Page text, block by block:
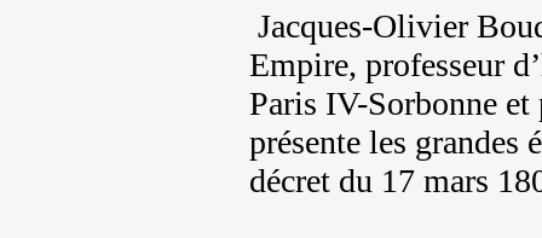
Jacques-Olivier
Empire, professeur
Paris IV-Sorbonne
présente les grandes
décret du 17 mars